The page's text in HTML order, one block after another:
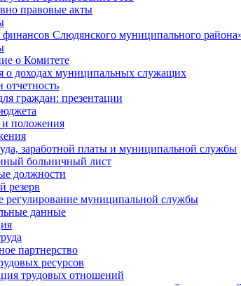
правовые акты
Слюдянского муниципального
о Комитете
о доходах муниципальных служащих
граждан: презентации
положения
заработной платы и муниципальной службы
больничный лист
должности
резерв
регулирование муниципальной службы
данные
партнерство
ресурсов
трудовых отношений